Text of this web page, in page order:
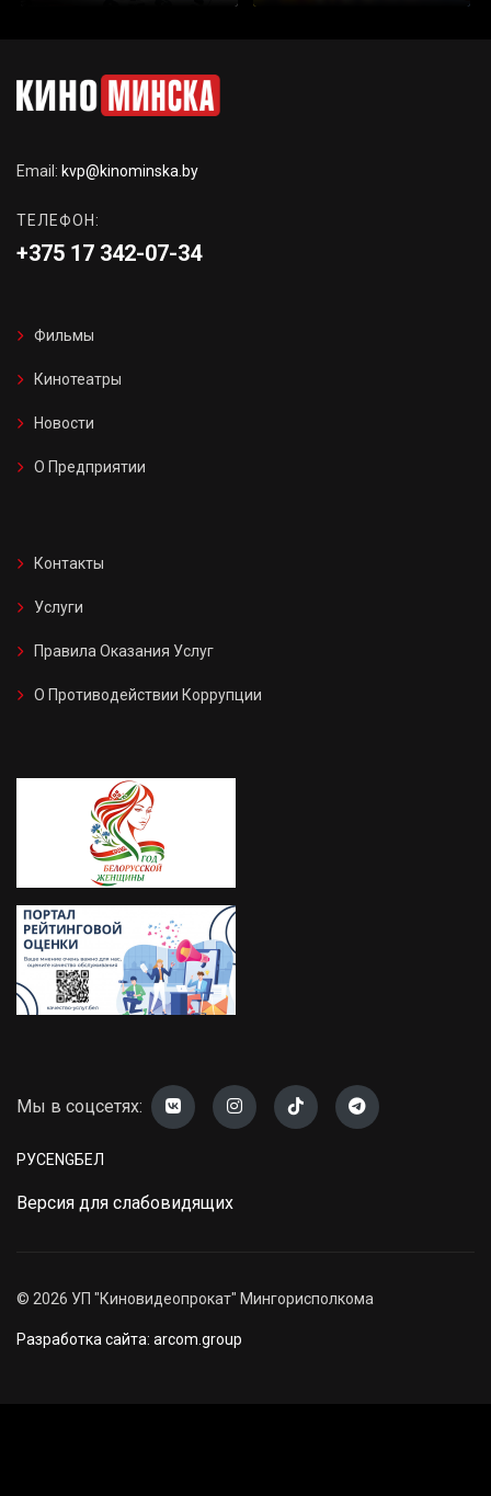
Email: kvp@kinominska.by
ТЕЛЕФОН:
+375 17 342-07-34
Фильмы
Кинотеатры
Новости
О Предприятии
Контакты
Услуги
Правила Оказания Услуг
О Противодействии Коррупции
Мы в соцсетях:
РУСENGБЕЛ
Версия для слабовидящих
© 2026 УП "Киновидеопрокат" Мингорисполкома
Разработка сайта: arcom.group